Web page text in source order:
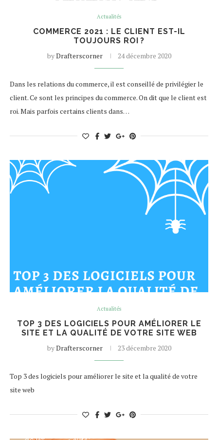
Actualités
COMMERCE 2021 : LE CLIENT EST-IL
TOUJOURS ROI ?
byDrafterscorner 24 décembre 2020
Dans les relations du commerce, il est conseillé de privilégier le
client. Ce sont les principes du commerce. On dit que le client est
roi. Mais parfois certains clients dans…
Actualités
TOP 3 DES LOGICIELS POUR AMÉLIORER LE
SITE ET LA QUALITÉ DE VOTRE SITE WEB
byDrafterscorner 23 décembre 2020
Top 3 des logiciels pour améliorer le site et la qualité de votre
site web